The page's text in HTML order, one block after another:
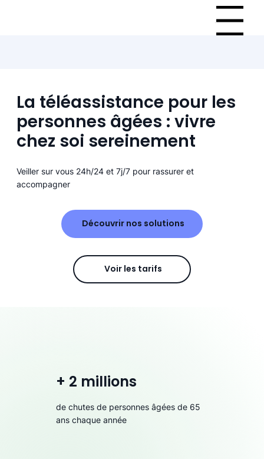
Menu
La téléassistance pour les
personnes âgées : vivre
chez soi sereinement
Veiller sur vous 24h/24 et 7j/7 pour rassurer et
accompagner
Découvrir nos solutions
Voir les tarifs
+ 2 millions
de chutes de personnes âgées de 65
ans chaque année